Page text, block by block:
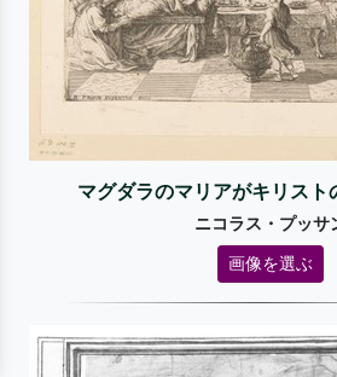
マグダラのマリアがキリスト
ニコラス・プッサ
画像を選ぶ